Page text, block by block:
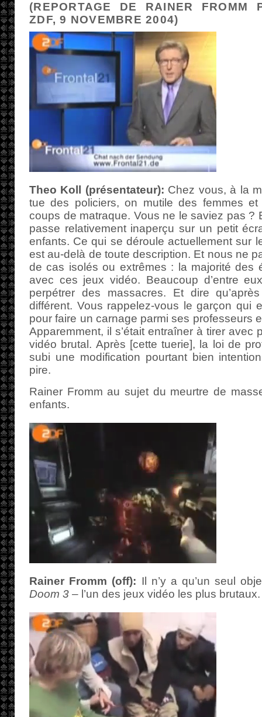
(REPORTAGE DE RAINER FROMM
ZDF, 9 NOVEMBRE 2004)
Theo Koll (présentateur): Chez vous, à la
tue des policiers, on mutile des femmes
coups de matraque. Vous ne le saviez pas ?
passe relativement inaperçu sur un petit
enfants. Ce qui se déroule actuellement sur
est au-delà de toute description. Et nous ne
de cas isolés ou extrêmes : la majorité des
avec ces jeux vidéo. Beaucoup d’entre
perpétrer des massacres. Et dire
différent. Vous rappelez-vous le garçon qui
pour faire un carnage parmi ses professeurs
Apparemment, il s’était entraîner à tirer avec
vidéo brutal. Après [cette tuerie], la loi de
subi une modification pourtant bien
pire.
Rainer Fromm au sujet du meurtre de
enfants.
Rainer Fromm (off): Il n’y a qu’un seul
Doom 3 – l’un des jeux vidéo les plus brutaux.